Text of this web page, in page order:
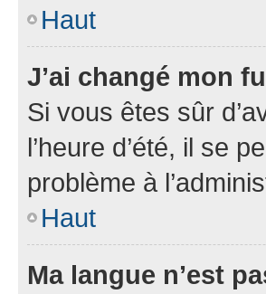
Haut
J’ai changé mon
Si vous êtes sûr
l’heure d’été, il se
problème à
Haut
Ma langue n’est